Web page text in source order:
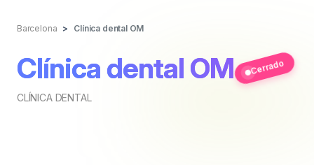
Barcelona Clínica dental OM
Clínica dental OM
CLÍNICA DENTAL
Cerrado